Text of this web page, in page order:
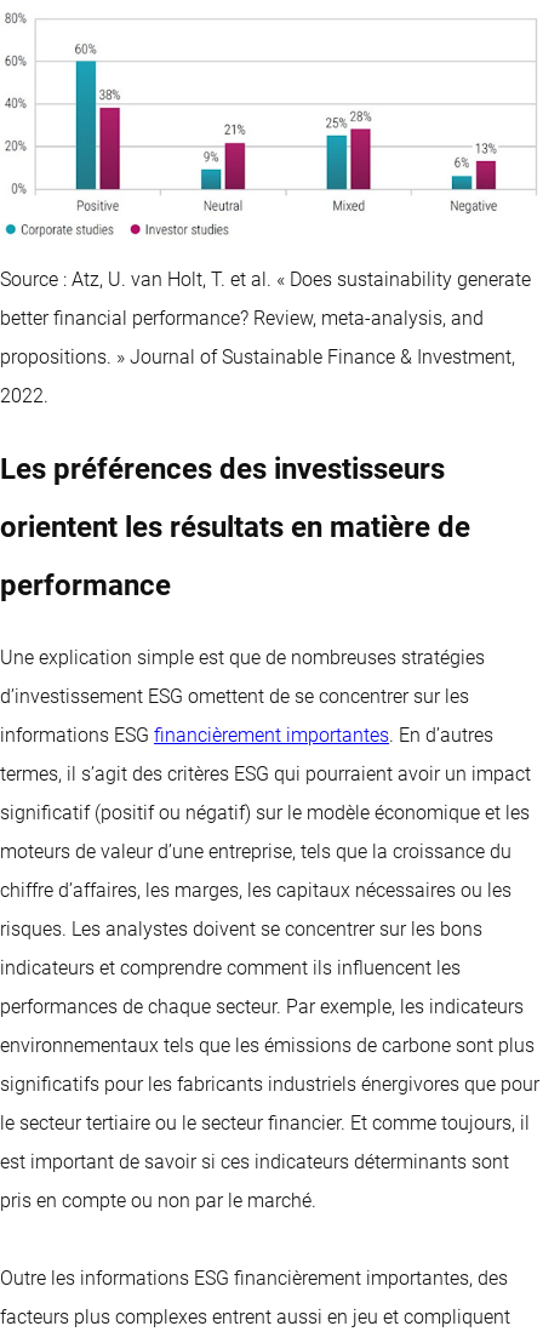
Source : Atz, U. van Holt, T. et al. « Does sustainability generate
better financial performance? Review, meta-analysis, and
propositions. » Journal of Sustainable Finance & Investment,
2022.
Les préférences des investisseurs
orientent les résultats en matière de
performance
Une explication simple est que de nombreuses stratégies
d’investissement ESG omettent de se concentrer sur les
informations ESG financièrement importantes. En d’autres
termes, il s’agit des critères ESG qui pourraient avoir un impact
significatif (positif ou négatif) sur le modèle économique et les
moteurs de valeur d’une entreprise, tels que la croissance du
chiffre d’affaires, les marges, les capitaux nécessaires ou les
risques. Les analystes doivent se concentrer sur les bons
indicateurs et comprendre comment ils influencent les
performances de chaque secteur. Par exemple, les indicateurs
environnementaux tels que les émissions de carbone sont plus
significatifs pour les fabricants industriels énergivores que pour
le secteur tertiaire ou le secteur financier. Et comme toujours, il
est important de savoir si ces indicateurs déterminants sont
pris en compte ou non par le marché.
Outre les informations ESG financièrement importantes, des
facteurs plus complexes entrent aussi en jeu et compliquent